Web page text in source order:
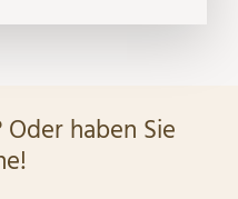
haben Sie